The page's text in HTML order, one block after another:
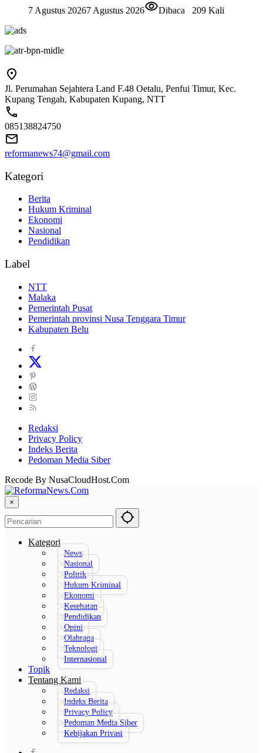
7 Agustus 20267 Agustus 2026 Dibaca 209 Kali
Jl. Perumahan Sejahtera Land F.48 Oetalu, Penfui Timur, Kec.
Kupang Tengah, Kabupaten Kupang, NTT
085138824750
reformanews74@gmail.com
Kategori
Berita
Hukum Kriminal
Ekonomi
Nasional
Pendidikan
Label
NTT
Malaka
Pemerintah Pusat
Pemerintah provinsi Nusa Tenggara Timur
Kabupaten Belu
Redaksi
Privacy Policy
Indeks Berita
Pedoman Media Siber
Recode By NusaCloudHost.Com
×
Kategori
News
Nasional
Politik
Hukum Kriminal
Ekonomi
Kesehatan
Pendidikan
Opini
Olahraga
Teknologi
Internasional
Topik
Tentang Kami
Redaksi
Indeks Berita
Privacy Policy
Pedoman Media Siber
Kebijakan Privasi